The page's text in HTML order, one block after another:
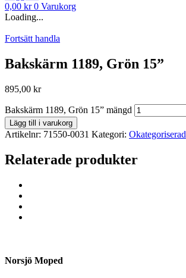
0,00 kr 0 Varukorg
Loading...
Fortsätt handla
Bakskärm 1189, Grön 15”
895,00 kr
Bakskärm 1189, Grön 15” mängd
Lägg till i varukorg
Artikelnr: 71550-0031 Kategori: Okategoriserad
Relaterade produkter
Norsjö Moped